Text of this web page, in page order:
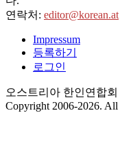
연락처: editor@korean.at
Impressum
등록하기
로그인
오스트리아 한인연합회
Copyright 2006-2026. All